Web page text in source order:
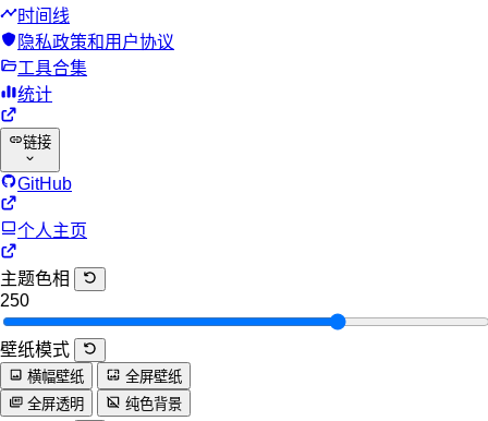
时间线
隐私政策和用户协议
工具合集
统计
链接
GitHub
个人主页
主题色相
250
壁纸模式
横幅壁纸
全屏壁纸
全屏透明
纯色背景